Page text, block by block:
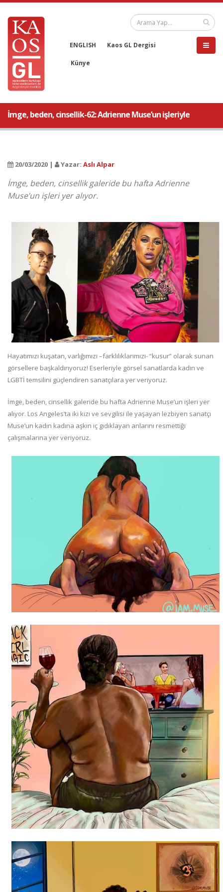
ENGLISH Kaos GL Dergisi
Künye
İmge, beden, cinsellik-62: Adrienne Muse’un işleriyle
20/03/2020 | Yazar: Aslı Alpar
İmge, beden, cinsellik galeride bu hafta Adrienne
Muse’un işleri yer alıyor.
Hayatımızı kuşatan, varlığımızı –farklılıklarımızı- “kusur” olarak sunan
görsellere başkaldırıyoruz! Eserleriyle görsel sanatlarda kadın ve
LGBTİ temsilini güçlendiren sanatçılara yer veriyoruz.
İmge, beden, cinsellik galeride bu hafta Adrienne Muse’un işleri yer
alıyor. Los Angeles’ta iki kızı ve sevgilisi ile yaşayan lezbiyen sanatçı
Muse’un kadın kadına aşkın iç gıdıklayan anlarını resmettiği
çalışmalarına yer veriyoruz.